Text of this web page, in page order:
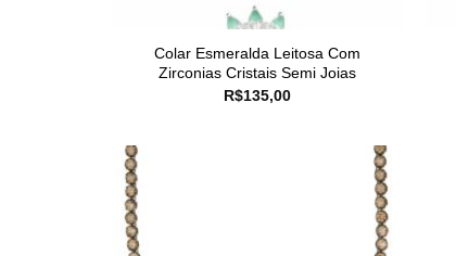
Colar Esmeralda Leitosa Com
Zirconias Cristais Semi Joias
R$135,00